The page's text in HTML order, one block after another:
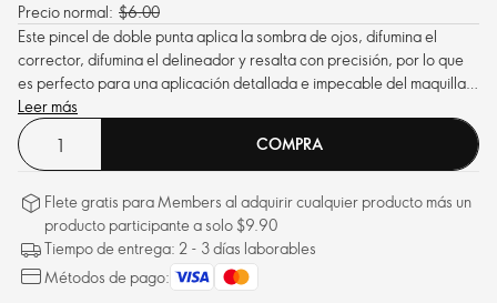
Precio normal: $6.00
Este pincel de doble punta aplica la sombra de ojos, difumina el
corrector, difumina el delineador y resalta con precisión, por lo que
es perfecto para una aplicación detallada e impecable del maquillaje
de ojos.
Leer más
COMPRA
Flete gratis para Members al adquirir cualquier producto más un
producto participante a solo $9.90
Tiempo de entrega: 2 - 3 días laborables
Métodos de pago: